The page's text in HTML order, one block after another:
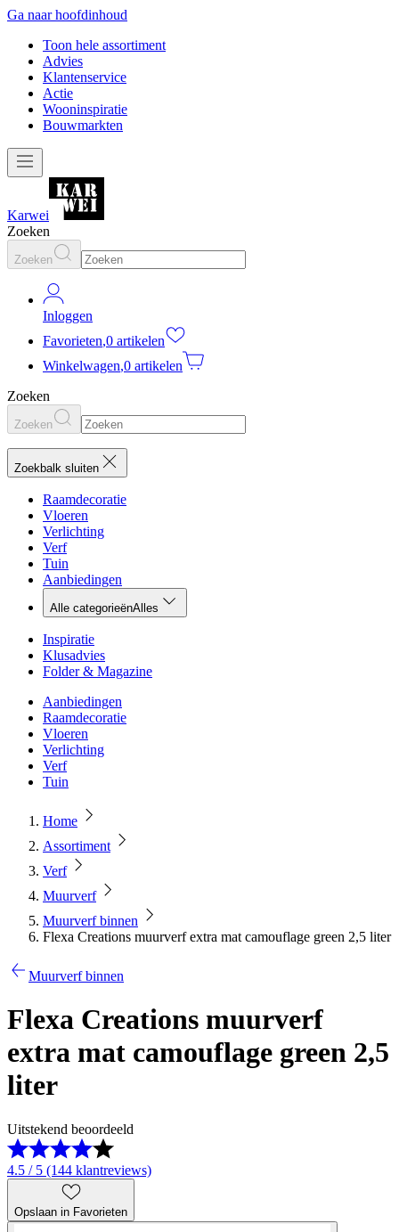
Ga naar hoofdinhoud
Toon hele assortiment
Advies
Klantenservice
Actie
Wooninspiratie
Bouwmarkten
Karwei
Zoeken
Zoeken
Inloggen
Favorieten,0 artikelen
Winkelwagen,0 artikelen
Zoeken
Zoeken
Zoekbalk sluiten
Raamdecoratie
Vloeren
Verlichting
Verf
Tuin
Aanbiedingen
Alle categorieënAlles
Inspiratie
Klusadvies
Folder & Magazine
Aanbiedingen
Raamdecoratie
Vloeren
Verlichting
Verf
Tuin
Home
Assortiment
Verf
Muurverf
Muurverf binnen
Flexa Creations muurverf extra mat camouflage green 2,5 liter
Muurverf binnen
Flexa Creations muurverf
extra mat camouflage green 2,5
liter
Uitstekend beoordeeld
4.5 / 5 (144 klantreviews)
Opslaan in Favorieten